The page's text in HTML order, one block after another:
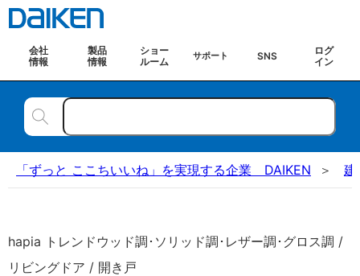
会社
情報
製品
情報
ショー
ルーム
サポート SNS
ログ
イン
「ずっと ここちいいね」を実現する企業 DAIKEN 建
hapia トレンドウッド調･ソリッド調･レザー調･グロス調 /
リビングドア / 開き戸